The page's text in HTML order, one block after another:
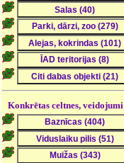
Konkrētas celtnes, veidojumi